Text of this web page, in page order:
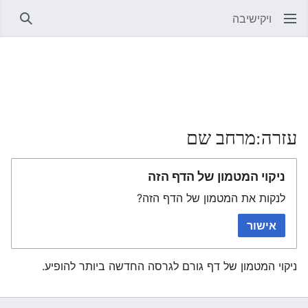
ויקישיבה
עזרה:מרחב שם
ניקוי המטמון של הדף הזה
לנקות את המטמון של הדף הזה?
אישור
ניקוי המטמון של דף גורם לגרסה החדשה ביותר להופיע.